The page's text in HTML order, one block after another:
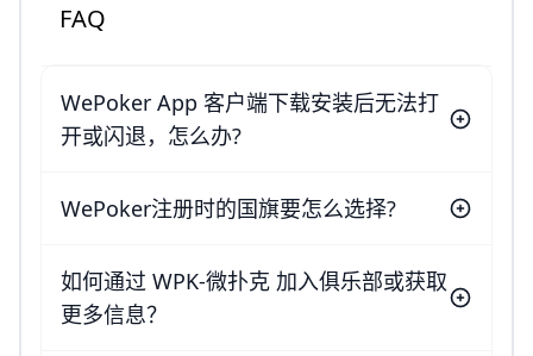
FAQ
WePoker App 客户端下载安装后无法打
开或闪退，怎么办?
WePoker注册时的国旗要怎么选择?
如何通过 WPK-微扑克 加入俱乐部或获取
更多信息？